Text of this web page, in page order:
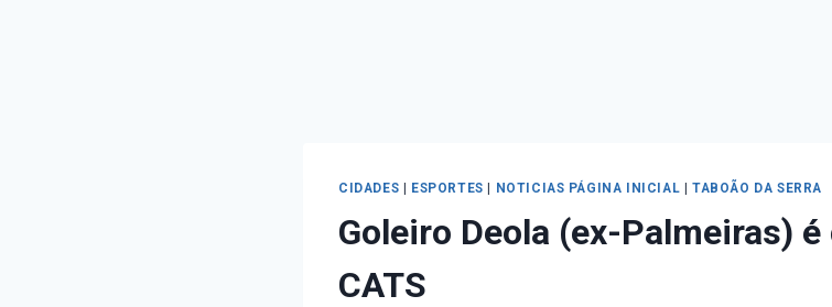
CIDADES | ESPORTES | NOTICIAS PÁGINA INICIAL |TABOÃO DA SERRA
Goleiro Deola (ex-Palmeiras)
CATS